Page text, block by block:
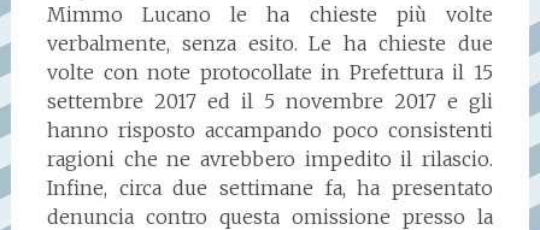
Mimmo Lucano le ha chieste più volte
verbalmente, senza esito. Le ha chieste due
volte con note protocollate in Prefettura il 15
settembre 2017 ed il 5 novembre 2017 e gli
hanno risposto accampando poco consistenti
ragioni che ne avrebbero impedito il rilascio.
Infine, circa due settimane fa, ha presentato
denuncia contro questa omissione presso la